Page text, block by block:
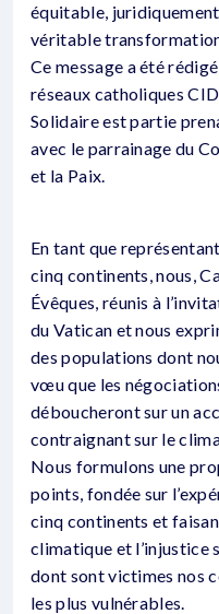
équitable,
véritable
Ce message a été
réseaux catholiques
Solidaire est partie
avec le parrainage du
et la Paix.
En tant que
cinq continents, nous,
Évêques, réunis à
du Vatican et nous
des populations dont
vœu que les
déboucheront sur un
contraignant sur le
Nous formulons une
points, fondée sur
cinq continents et
climatique et l’injustice
dont sont victimes nos
les plus vulnérables.